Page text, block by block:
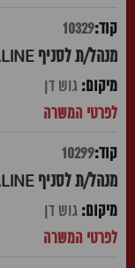
10329
מנהל/ת לסניף LALINE גבעת שמואל
גוש דן
10299
מנהל/ת לסניף LALINE נמל תל אביב
גוש דן